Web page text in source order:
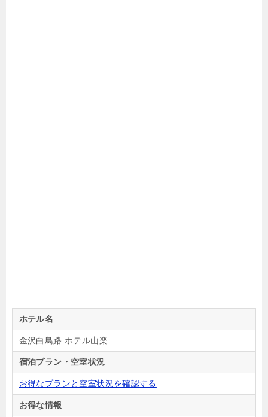
ホテル名
金沢白鳥路 ホテル山楽
宿泊プラン・空室状況
お得なプランと空室状況を確認する
お得な情報